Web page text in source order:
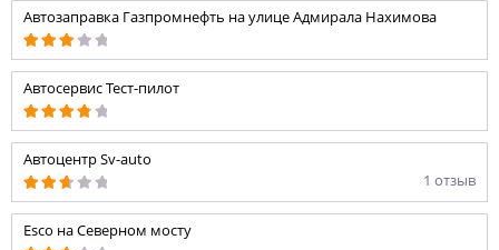
Автозаправка Газпромнефть на улице Адмирала Нахимова
Автосервис Тест-пилот
Автоцентр Sv-auto
1 отзыв
Esco на Северном мосту